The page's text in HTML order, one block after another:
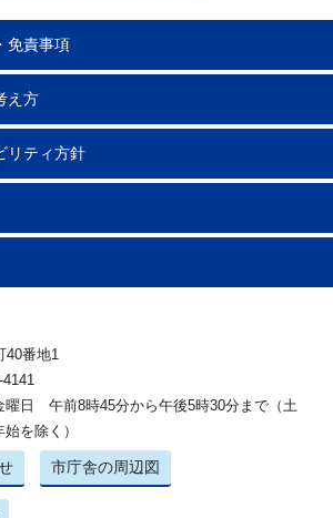
免責事項
え方
リティ方針
40番地1
曜日 午前8時45分から午後5時30分まで（土
を除く）
市庁舎の周辺図